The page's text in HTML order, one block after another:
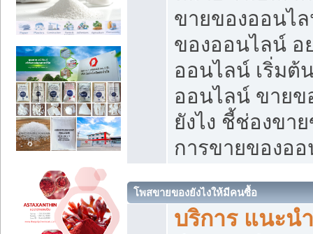
ขายของออนไ
ของออนไลน์ อ
ออนไลน์ เริ่มต้
ออนไลน์ ขายข
ยังไง ชี้ช่องขา
การขายของอ
โพสขายของยังไงให้มีคนซื้อ
บริการ แนะน